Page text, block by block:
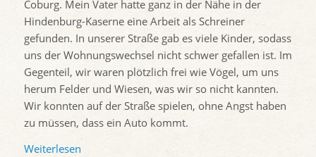
Coburg. Mein Vater hatte ganz in der Nähe in der
Hindenburg-Kaserne eine Arbeit als Schreiner
gefunden. In unserer Straße gab es viele Kinder, sodass
uns der Wohnungswechsel nicht schwer gefallen ist. Im
Gegenteil, wir waren plötzlich frei wie Vögel, um uns
herum Felder und Wiesen, was wir so nicht kannten.
Wir konnten auf der Straße spielen, ohne Angst haben
zu müssen, dass ein Auto kommt.
Weiterlesen